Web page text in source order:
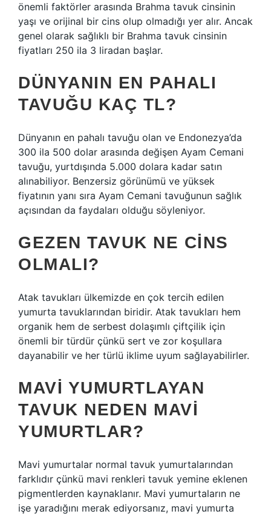
önemli faktörler arasında Brahma tavuk cinsinin
yaşı ve orijinal bir cins olup olmadığı yer alır. Ancak
genel olarak sağlıklı bir Brahma tavuk cinsinin
fiyatları 250 ila 3 liradan başlar.
DÜNYANIN EN PAHALI
TAVUĞU KAÇ TL?
Dünyanın en pahalı tavuğu olan ve Endonezya’da
300 ila 500 dolar arasında değişen Ayam Cemani
tavuğu, yurtdışında 5.000 dolara kadar satın
alınabiliyor. Benzersiz görünümü ve yüksek
fiyatının yanı sıra Ayam Cemani tavuğunun sağlık
açısından da faydaları olduğu söyleniyor.
GEZEN TAVUK NE CINS
OLMALI?
Atak tavukları ülkemizde en çok tercih edilen
yumurta tavuklarından biridir. Atak tavukları hem
organik hem de serbest dolaşımlı çiftçilik için
önemli bir türdür çünkü sert ve zor koşullara
dayanabilir ve her türlü iklime uyum sağlayabilirler.
MAVI YUMURTLAYAN
TAVUK NEDEN MAVI
YUMURTLAR?
Mavi yumurtalar normal tavuk yumurtalarından
farklıdır çünkü mavi renkleri tavuk yemine eklenen
pigmentlerden kaynaklanır. Mavi yumurtaların ne
işe yaradığını merak ediyorsanız, mavi yumurta